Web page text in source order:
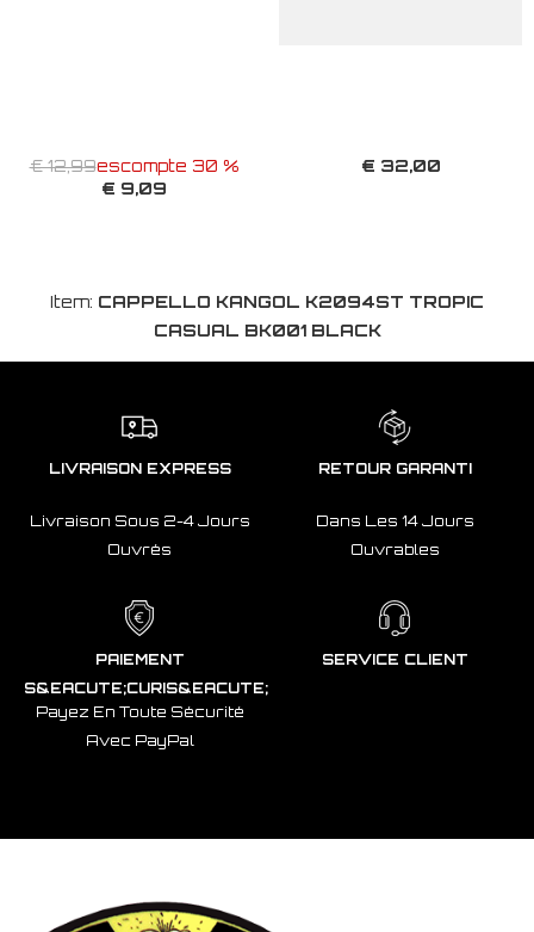
€ 12,99escompte 30 %
€ 9,09
€ 32,00
Item: CAPPELLO KANGOL K2094ST TROPIC
CASUAL BK001 BLACK
LIVRAISON EXPRESS
Livraison Sous 2-4 Jours
Ouvrés
RETOUR GARANTI
Dans Les 14 Jours
Ouvrables
PAIEMENT
S&EACUTE;CURIS&EACUTE;
Payez En Toute Sécurité
Avec PayPal
SERVICE CLIENT